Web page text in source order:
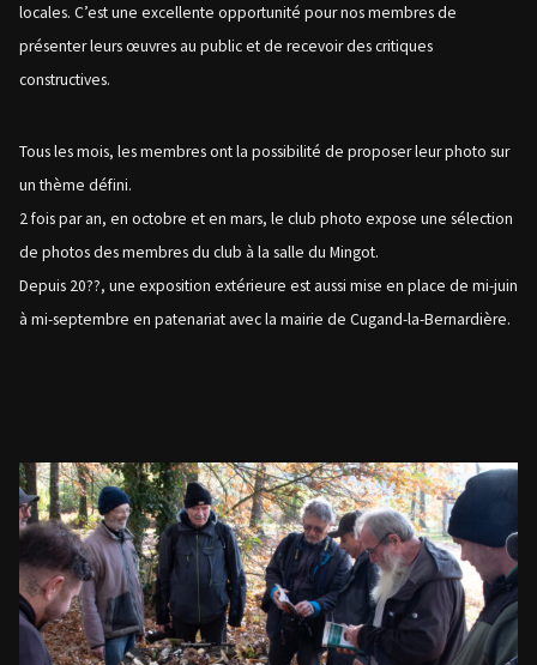
locales. C’est une excellente opportunité pour nos membres de
présenter leurs œuvres au public et de recevoir des critiques
constructives.
Tous les mois, les membres ont la possibilité de proposer leur photo sur
un thème défini.
2 fois par an, en octobre et en mars, le club photo expose une sélection
de photos des membres du club à la salle du Mingot.
Depuis 20??, une exposition extérieure est aussi mise en place de mi-juin
à mi-septembre en patenariat avec la mairie de Cugand-la-Bernardière.